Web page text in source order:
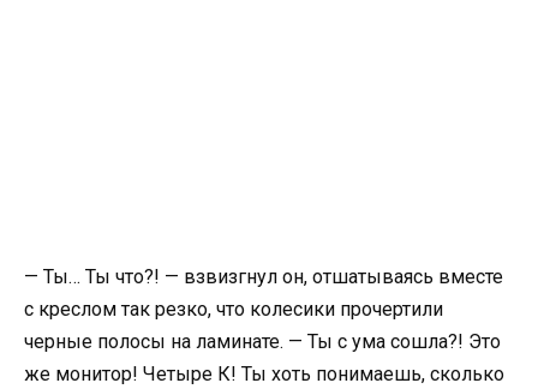
— Ты… Ты что?! — взвизгнул он, отшатываясь вместе
с креслом так резко, что колесики прочертили
черные полосы на ламинате. — Ты с ума сошла?! Это
же монитор! Четыре К! Ты хоть понимаешь, сколько